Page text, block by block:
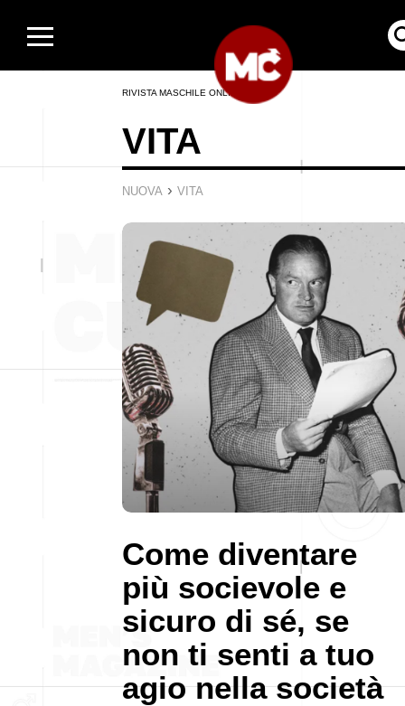
RIVISTA MASCHILE ONLINE
VITA
NUOVA › VITA
Come diventare
più socievole e
sicuro di sé, se
non ti senti a tuo
agio nella società